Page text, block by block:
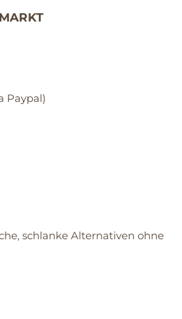
Paypal)
schlanke Alternativen ohne